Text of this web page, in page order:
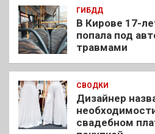
ГИБДД
В Кирове 17-
попала под
травмами
СВОДКИ
Дизайнер
свадебном